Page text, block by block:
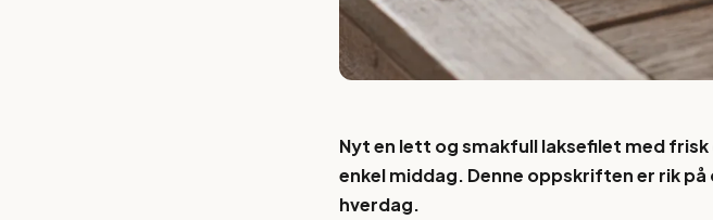
Nyt en lett og smakfull laksefilet med
enkel middag. Denne oppskriften er rik
hverdag.